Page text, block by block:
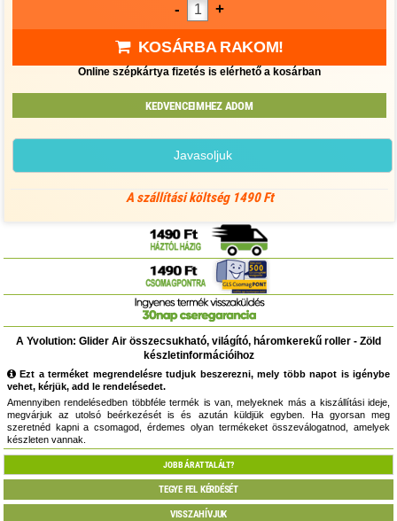
- +
KOSÁRBA RAKOM!
Online szépkártya fizetés is elérhető a kosárban
KEDVENCEIMHEZ ADOM
Javasoljuk
A szállítási költség 1490 Ft
A Yvolution: Glider Air összecsukható, világító, háromkerekű roller - Zöld
készletinformációihoz
Ezt a terméket megrendelésre tudjuk beszerezni, mely több napot is igénybe
vehet, kérjük, add le rendelésedet.
Amennyiben rendelésedben többféle termék is van, melyeknek más a kiszállítási ideje,
megvárjuk az utolsó beérkezését is és azután küldjük egyben. Ha gyorsan meg
szeretnéd kapni a csomagod, érdemes olyan termékeket összeválogatnod, amelyek
készleten vannak.
JOBB ÁRAT TALÁLT?
TEGYE FEL KÉRDÉSÉT
VISSZAHÍVJUK